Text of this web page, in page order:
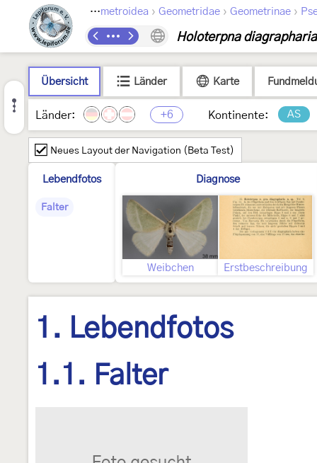
Lepidoptera Geometroidea › Geometridae › Geometrinae ›
Holoterpna diagrapharia
Übersicht Länder Karte
Länder: +6 Kontinente: AS
Neues Layout der Navigation (Beta Test)
Lebendfotos
Falter
Diagnose
Weibchen Erstbeschreibung
1. Lebendfotos
1.1. Falter